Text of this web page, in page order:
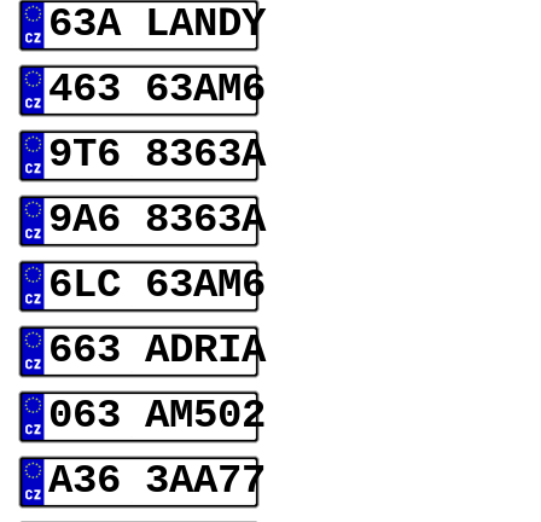
63A LANDY
463 63AM6
9T6 8363A
9A6 8363A
6LC 63AM6
663 ADRIA
063 AM502
A36 3AA77